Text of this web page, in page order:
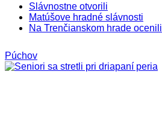
Slávnostne otvorili
Matúšove hradné slávnosti
Na Trenčianskom hrade ocenili
Púchov